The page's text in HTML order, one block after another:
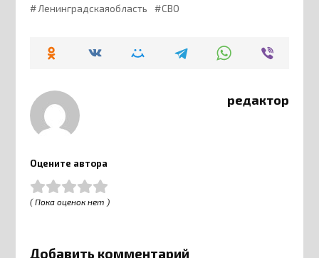
Ленинградскаяобласть
СВО
редактор
Оцените автора
( Пока оценок нет )
Добавить комментарий